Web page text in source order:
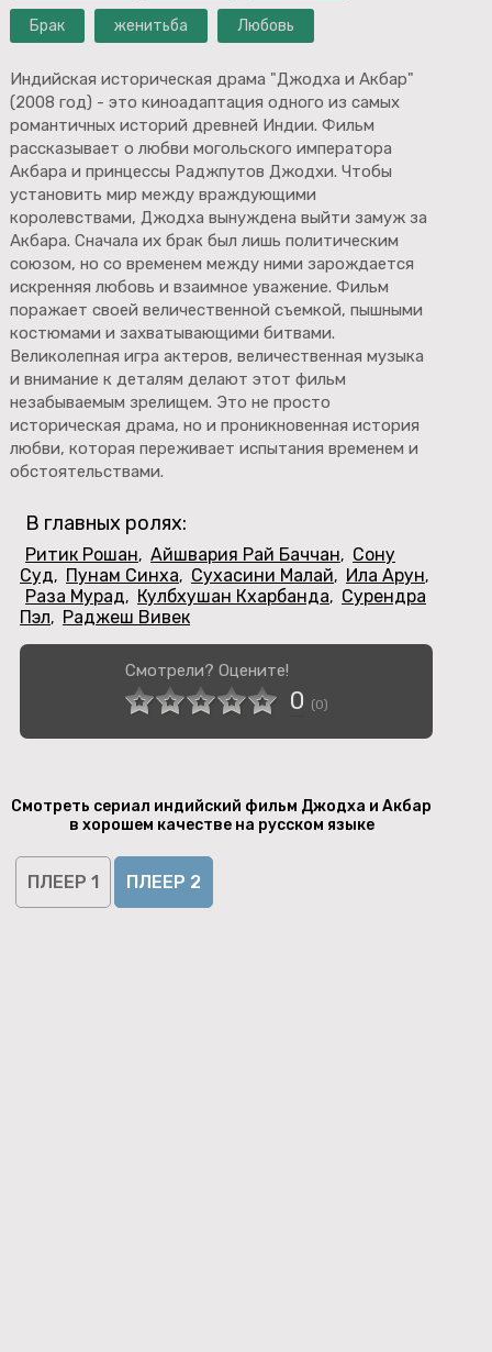
Брак женитьба Любовь
Индийская историческая драма "Джодха и Акбар"
(2008 год) - это киноадаптация одного из самых
романтичных историй древней Индии. Фильм
рассказывает о любви могольского императора
Акбара и принцессы Раджпутов Джодхи. Чтобы
установить мир между враждующими
королевствами, Джодха вынуждена выйти замуж за
Акбара. Сначала их брак был лишь политическим
союзом, но со временем между ними зарождается
искренняя любовь и взаимное уважение. Фильм
поражает своей величественной съемкой, пышными
костюмами и захватывающими битвами.
Великолепная игра актеров, величественная музыка
и внимание к деталям делают этот фильм
незабываемым зрелищем. Это не просто
историческая драма, но и проникновенная история
любви, которая переживает испытания временем и
обстоятельствами.
В главных ролях:
Ритик Рошан, Айшвария Рай Баччан, Сону
Суд, Пунам Синха, Сухасини Малай, Ила Арун,
Раза Мурад, Кулбхушан Кхарбанда, Сурендра
Пэл, Раджеш Вивек
Смотрели? Оцените!
0 (0)
Смотреть сериал индийский фильм Джодха и Акбар
в хорошем качестве на русском языке
ПЛЕЕР 1 ПЛЕЕР 2